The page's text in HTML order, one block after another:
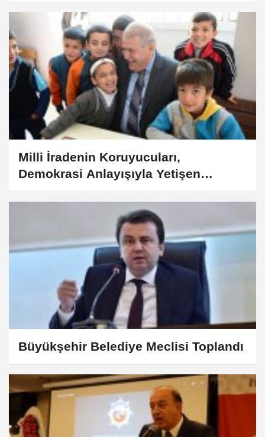
Milli İradenin Koruyucuları,
Demokrasi Anlayışıyla Yetişen
Yavrularımız Olacaktır
Büyükşehir Belediye Meclisi Toplandı